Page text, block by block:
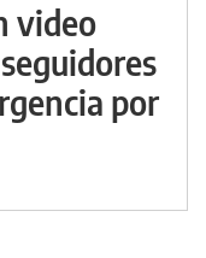
video
por